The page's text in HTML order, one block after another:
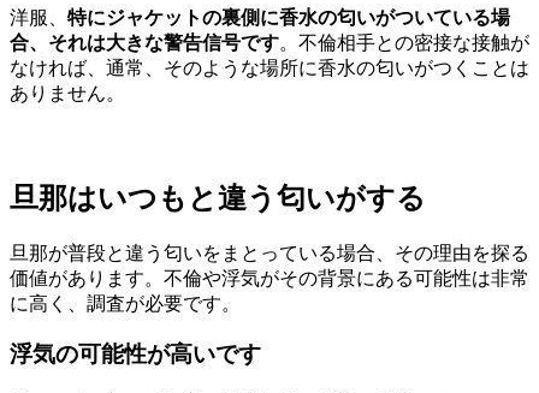
洋服、 特にジャケットの裏側に香水の匂いがついている場
合、それは大きな警告信号です。不倫相手との密接な接触が
なければ、通常、そのような場所に香水の匂いがつくことは
ありません。
旦那はいつもと違う匂いがする
旦那が普段と違う匂いをまとっている場合、その理由を探る
価値があります。不倫や浮気がその背景にある可能性は非常
に高く、調査が必要です。
浮気の可能性が高いです